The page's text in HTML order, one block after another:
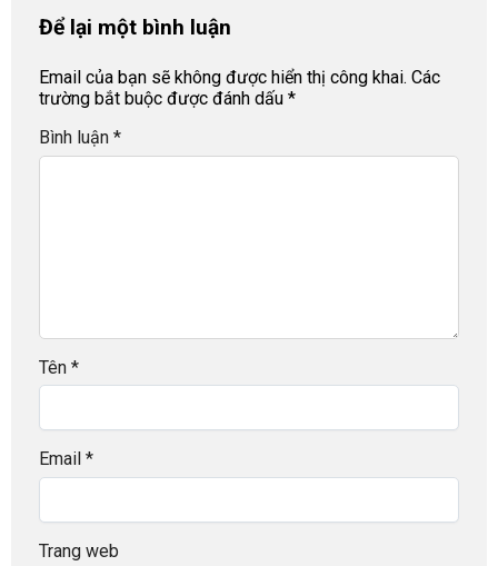
Để lại một bình luận
Email của bạn sẽ không được hiển thị công khai. Các
trường bắt buộc được đánh dấu *
Bình luận *
Tên *
Email *
Trang web